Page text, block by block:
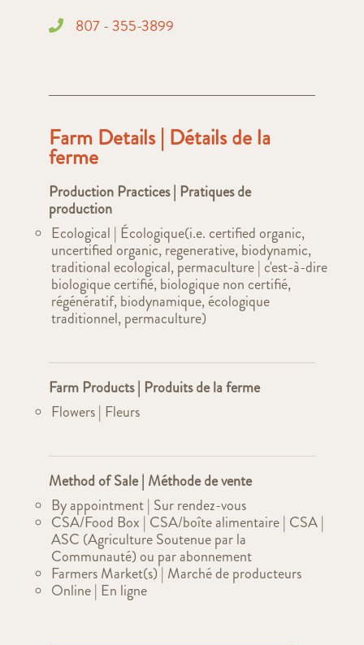
807 - 355-3899
Farm Details | Détails de la
ferme
Production Practices | Pratiques de
production
Ecological | Écologique(i.e. certified organic,
uncertified organic, regenerative, biodynamic,
traditional ecological, permaculture | c'est-à-dire
biologique certifié, biologique non certifié,
régénératif, biodynamique, écologique
traditionnel, permaculture)
Farm Products | Produits de la ferme
Flowers | Fleurs
Method of Sale | Méthode de vente
By appointment | Sur rendez-vous
CSA/Food Box | CSA/boîte alimentaire | CSA |
ASC (Agriculture Soutenue par la
Communauté) ou par abonnement
Farmers Market(s) | Marché de producteurs
Online | En ligne